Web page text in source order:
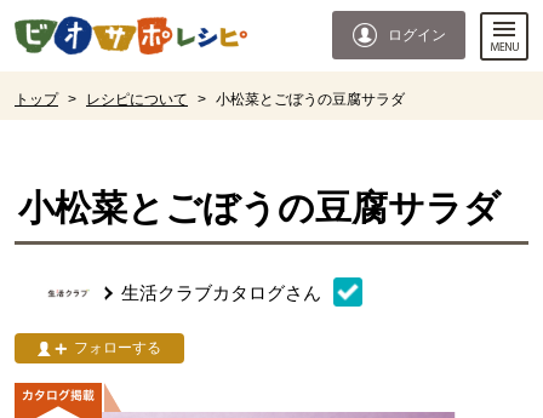
ページの先頭です。
ログイン
トップ > レシピについて > 小松菜とごぼうの豆腐サラダ
小松菜とごぼうの豆腐サラダ
生活クラブカタログさん
フォローする